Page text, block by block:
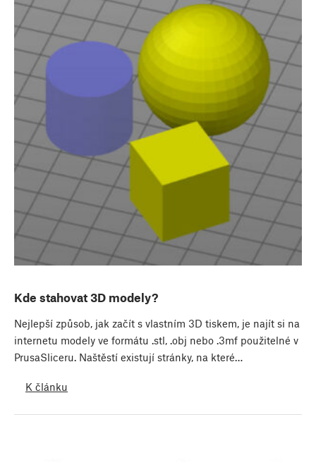
Kde stahovat 3D modely?
Nejlepší způsob, jak začít s vlastním 3D tiskem, je najít si na
internetu modely ve formátu .stl, .obj nebo .3mf použitelné v
PrusaSliceru. Naštěstí existují stránky, na které…
K článku